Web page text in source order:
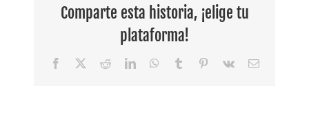
Comparte esta historia, ¡elige tu
plataforma!
Facebook RedditLinkedInWhatsApp
Tumblr Pinterest
Vk Email